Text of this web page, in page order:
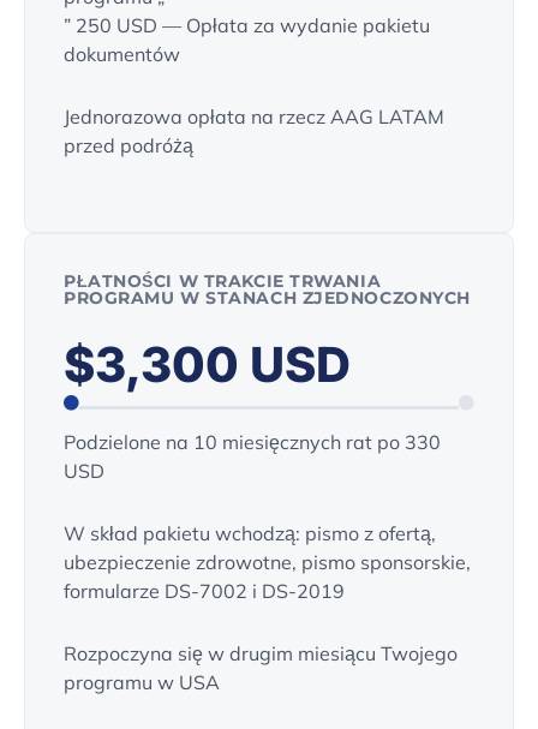
” 250 USD — Opłata za wydanie pakietu
dokumentów
Jednorazowa opłata na rzecz AAG LATAM
przed podróżą
PŁATNOŚCI W TRAKCIE TRWANIA
PROGRAMU W STANACH ZJEDNOCZONYCH
$3,300 USD
Podzielone na 10 miesięcznych rat po 330
USD
W skład pakietu wchodzą: pismo z ofertą,
ubezpieczenie zdrowotne, pismo sponsorskie,
formularze DS-7002 i DS-2019
Rozpoczyna się w drugim miesiącu Twojego
programu w USA